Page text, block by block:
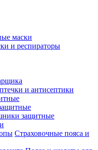
маски
и респираторы
и антисептики
защитные
Страховочные пояса и